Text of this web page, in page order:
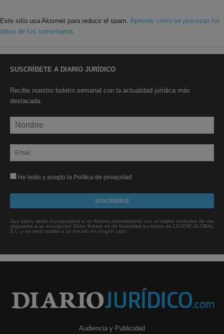
Este sitio usa Akismet para reducir el spam. Aprende cómo se procesan los
datos de tus comentarios.
SUSCRÍBETE A DIARIO JURÍDICO
Recibe nuestro boletín semanal con la actualidad jurídica más
destacada.
He leído y acepto la Política de privacidad
Sus datos serán incorporados a un fichero automatizado con el objeto exclusivo de dar
respuesta a su suscripción Dicho fichero es de titularidad exclusiva de LEXDIR GLOBAL
S.L. y no será cedido a un tercero en ningún caso.
Audiencia y Publicidad